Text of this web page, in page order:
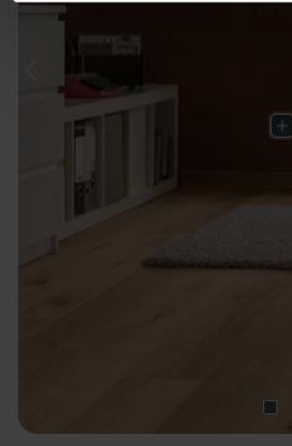
Previous